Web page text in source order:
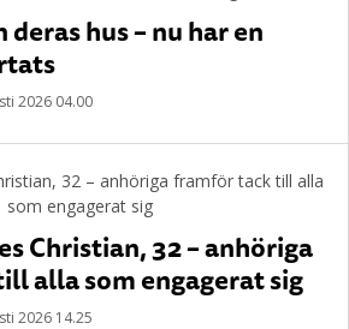
hus – nu har en
2026 04.00
Christian, 32 – anhöriga
alla som engagerat sig
2026 14.25